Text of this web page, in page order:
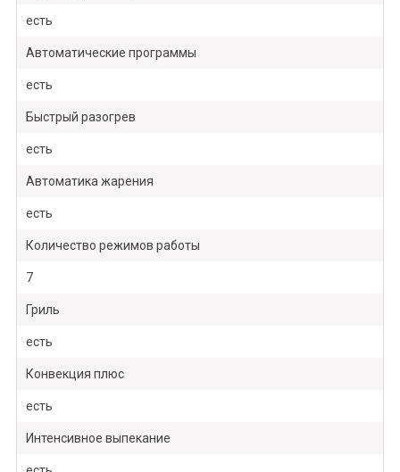
есть
Автоматические программы
есть
Быстрый разогрев
есть
Автоматика жарения
есть
Количество режимов работы
7
Гриль
есть
Конвекция плюс
есть
Интенсивное выпекание